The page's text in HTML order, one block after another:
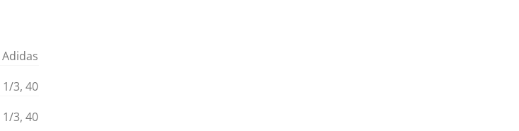
Adidas
1/3, 40
1/3, 40